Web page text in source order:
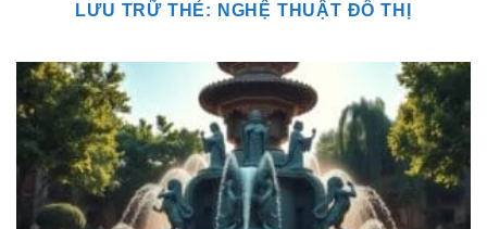
LƯU TRỮ THẺ: NGHỆ THUẬT ĐÔ THỊ